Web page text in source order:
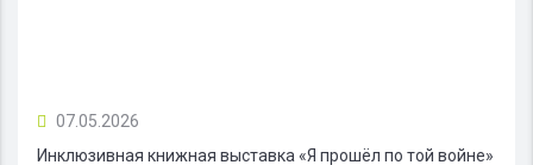
07.05.2026
Инклюзивная книжная выставка «Я прошёл по той войне»